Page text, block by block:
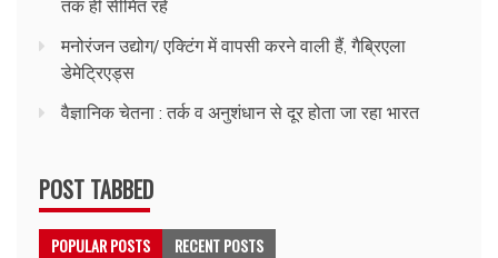
तक ही सीमित रहे
मनोरंजन उद्योग/ एक्टिंग में वापसी करने वाली हैं, गैब्रिएला
डेमेट्रिएड्स
वैज्ञानिक चेतना : तर्क व अनुशंधान से दूर होता जा रहा भारत
POST TABBED
POPULAR POSTS RECENT POSTS